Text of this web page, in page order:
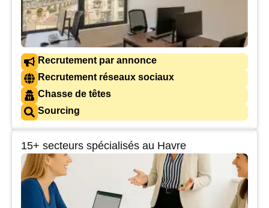
Recrutement par annonce
Recrutement réseaux sociaux
Chasse de têtes
Sourcing
15+ secteurs spécialisés au Havre